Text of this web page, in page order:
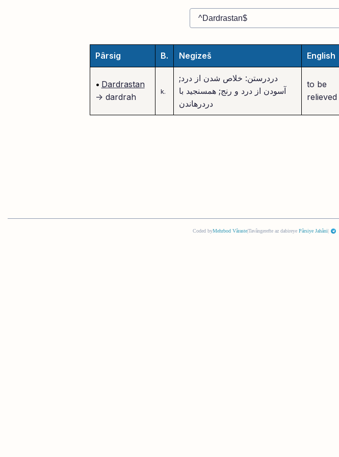
Pârsig B. Negizeš English
• Dardrastan
-> dardrah
k.
دردرستن: خلاص شدن از درد;
آسودن از درد و رنج; همسنجید با
دردرهاندن
to be
relieved
Coded byMehrbod Vâraste|Tavângerefte az dabireye Pârsiye Jahâni|